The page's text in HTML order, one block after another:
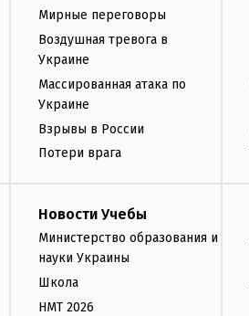
Мирные переговоры
Воздушная тревога в
Украине
Массированная атака по
Украине
Взрывы в России
Потери врага
Новости Учебы
Министерство образования и
науки Украины
Школа
НМТ 2026